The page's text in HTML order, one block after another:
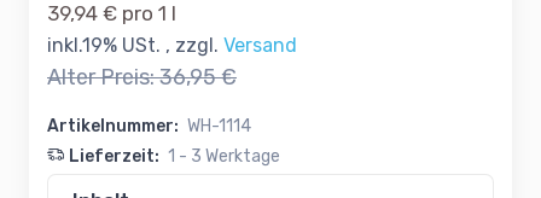
39,94 € pro 1 l
inkl.19% USt. , zzgl. Versand
Alter Preis:36,95 €
Artikelnummer: WH-1114
Lieferzeit: 1 - 3 Werktage